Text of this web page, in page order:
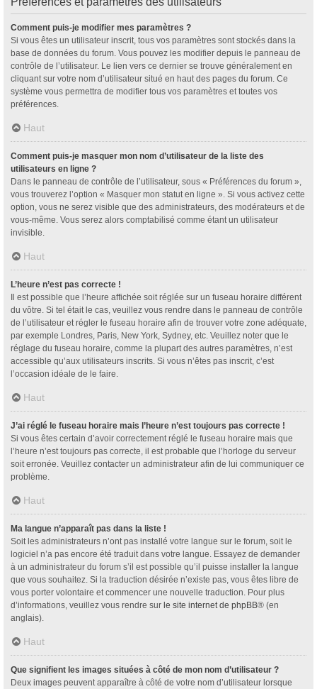
Comment puis-je modifier mes paramètres ?
Si vous êtes un utilisateur inscrit, tous vos paramètres sont stockés dans la
base de données du forum. Vous pouvez les modifier depuis le panneau de
contrôle de l’utilisateur. Le lien vers ce dernier se trouve généralement en
cliquant sur votre nom d’utilisateur situé en haut des pages du forum. Ce
système vous permettra de modifier tous vos paramètres et toutes vos
préférences.
Haut
Comment puis-je masquer mon nom d’utilisateur de la liste des
utilisateurs en ligne ?
Dans le panneau de contrôle de l’utilisateur, sous « Préférences du forum »,
vous trouverez l’option « Masquer mon statut en ligne ». Si vous activez cette
option, vous ne serez visible que des administrateurs, des modérateurs et de
vous-même. Vous serez alors comptabilisé comme étant un utilisateur
invisible.
Haut
L’heure n’est pas correcte !
Il est possible que l’heure affichée soit réglée sur un fuseau horaire différent
du vôtre. Si tel était le cas, veuillez vous rendre dans le panneau de contrôle
de l’utilisateur et régler le fuseau horaire afin de trouver votre zone adéquate,
par exemple Londres, Paris, New York, Sydney, etc. Veuillez noter que le
réglage du fuseau horaire, comme la plupart des autres paramètres, n’est
accessible qu’aux utilisateurs inscrits. Si vous n’êtes pas inscrit, c’est
l’occasion idéale de le faire.
Haut
J’ai réglé le fuseau horaire mais l’heure n’est toujours pas correcte !
Si vous êtes certain d’avoir correctement réglé le fuseau horaire mais que
l’heure n’est toujours pas correcte, il est probable que l’horloge du serveur
soit erronée. Veuillez contacter un administrateur afin de lui communiquer ce
problème.
Haut
Ma langue n’apparaît pas dans la liste !
Soit les administrateurs n’ont pas installé votre langue sur le forum, soit le
logiciel n’a pas encore été traduit dans votre langue. Essayez de demander
à un administrateur du forum s’il est possible qu’il puisse installer la langue
que vous souhaitez. Si la traduction désirée n’existe pas, vous êtes libre de
vous porter volontaire et commencer une nouvelle traduction. Pour plus
d’informations, veuillez vous rendre sur le site internet de phpBB® (en
anglais).
Haut
Que signifient les images situées à côté de mon nom d’utilisateur ?
Deux images peuvent apparaître à côté de votre nom d’utilisateur lorsque